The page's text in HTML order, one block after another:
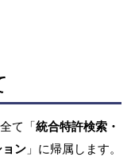
て「統合特許検索・
ン 」に帰属します。